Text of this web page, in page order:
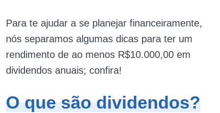
Para te ajudar a se planejar financeiramente,
nós separamos algumas dicas para ter um
rendimento de ao menos R$10.000,00 em
dividendos anuais; confira!
O que são dividendos?